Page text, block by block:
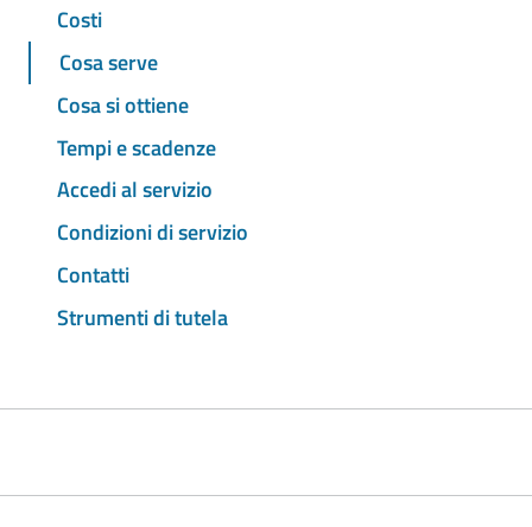
Costi
Cosa serve
Cosa si ottiene
Tempi e scadenze
Accedi al servizio
Condizioni di servizio
Contatti
Strumenti di tutela